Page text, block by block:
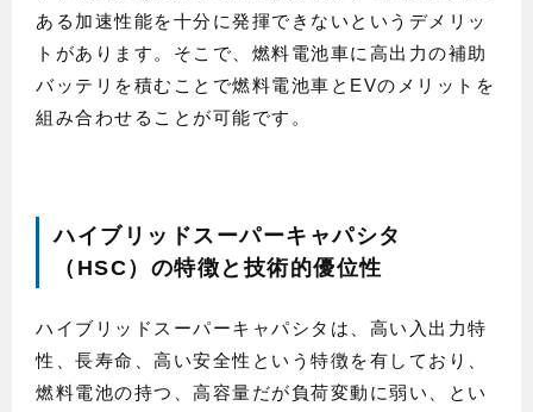
ある加速性能を十分に発揮できないというデメリッ
トがあります。そこで、燃料電池車に高出力の補助
バッテリを積むことで燃料電池車とEVのメリットを
組み合わせることが可能です。
ハイブリッドスーパーキャパシタ
（HSC）の特徴と技術的優位性
ハイブリッドスーパーキャパシタは、高い入出力特
性、長寿命、高い安全性という特徴を有しており、
燃料電池の持つ、高容量だが負荷変動に弱い、とい